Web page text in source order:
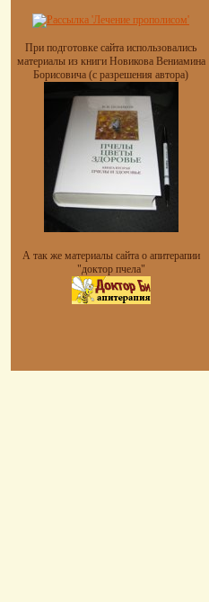
При подготовке сайта использовались
материалы из книги Новикова Вениамина
Борисовича (с разрешения автора)
А так же материалы сайта о апитерапии
"доктор пчела"